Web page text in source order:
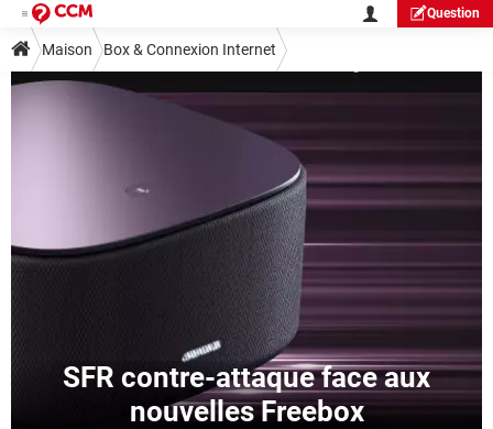
Question
Maison Box & Connexion Internet
SFR contre-attaque face aux
nouvelles Freebox